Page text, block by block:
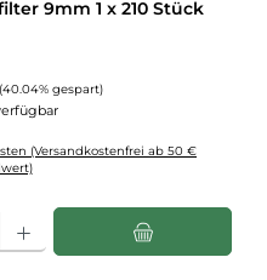
9mm 1 x 210 Stück
Preis:
(40.04% gespart)
(Versandkostenfrei ab 50 €